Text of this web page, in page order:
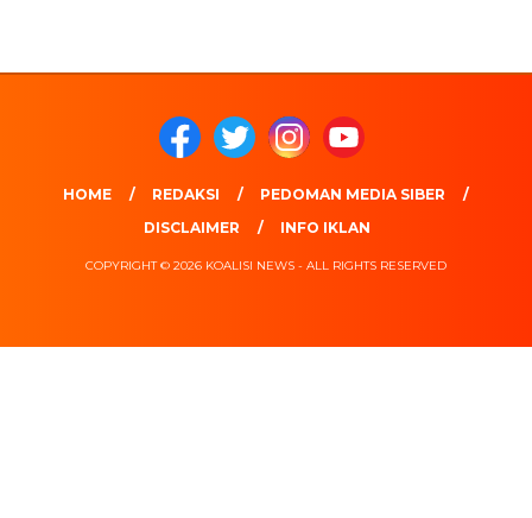
HOME REDAKSI
PEDOMAN MEDIA SIBER
DISCLAIMER
INFO IKLAN
COPYRIGHT © 2026 KOALISI NEWS - ALL RIGHTS RESERVED